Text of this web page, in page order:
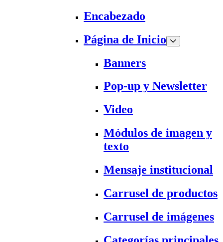
Encabezado
Página de Inicio
Banners
Pop-up y Newsletter
Video
Módulos de imagen y
texto
Mensaje institucional
Carrusel de productos
Carrusel de imágenes